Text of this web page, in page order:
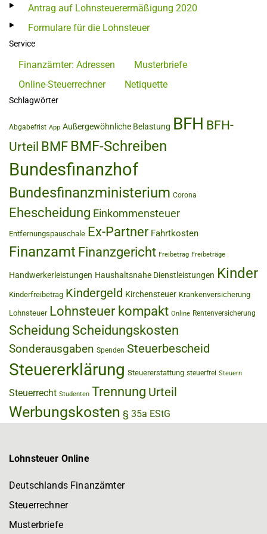
Antrag auf Lohnsteuerermäßigung 2020
Formulare für die Lohnsteuer
Service
Finanzämter: Adressen
Musterbriefe
Online-Steuerrechner
Netiquette
Schlagwörter
Abgabefrist App Außergewöhnliche Belastung BFH BFH-
Urteil BMF BMF-Schreiben
Bundesfinanzhof
Bundesfinanzministerium Corona
Ehescheidung Einkommensteuer
Entfernungspauschale Ex-Partner Fahrtkosten
Finanzamt Finanzgericht Freibetrag Freibeträge
Handwerkerleistungen Haushaltsnahe Dienstleistungen Kinder
Kinderfreibetrag Kindergeld Kirchensteuer Krankenversicherung
Lohnsteuer Lohnsteuer kompakt Online Rentenversicherung
Scheidung Scheidungskosten
Sonderausgaben Spenden Steuerbescheid
Steuererklärung Steuererstattung steuerfrei Steuern
Steuerrecht Studenten Trennung Urteil
Werbungskosten § 35a EStG
Lohnsteuer Online
Deutschlands Finanzämter
Steuerrechner
Musterbriefe